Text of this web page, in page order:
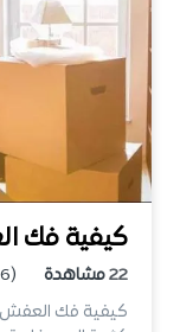
كيفية فك
22مشاهدة
(1/10/2026)
كيفية فك العفش